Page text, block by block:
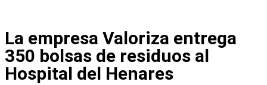
La empresa Valoriza entrega
350 bolsas de residuos al
Hospital del Henares